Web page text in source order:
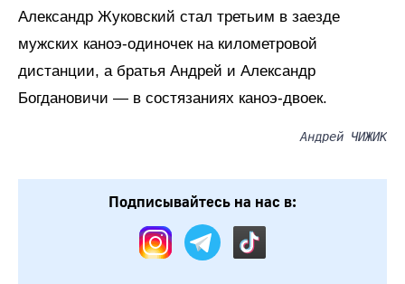
Александр Жуковский стал третьим в заезде
мужских каноэ-одиночек на километровой
дистанции, а братья Андрей и Александр
Богдановичи — в состязаниях каноэ-двоек.
Андрей ЧИЖИК
Подписывайтесь на нас в: